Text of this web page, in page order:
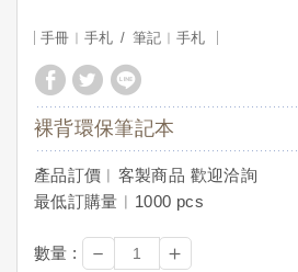
手冊︱手札 筆記︱手札
裸背環保筆記本
產品訂價︱客製商品 歡迎洽詢
最低訂購量︱1000 pcs
數量 : － ＋